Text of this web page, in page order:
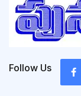
Follow Us